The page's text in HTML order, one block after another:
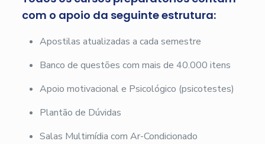
com o apoio da seguinte estrutura:
Apostilas atualizadas a cada semestre
Banco de questões com mais de 40.000 itens
Apoio motivacional e Psicológico (psicotestes)
Plantão de Dúvidas
Salas Multimídia com Ar-Condicionado